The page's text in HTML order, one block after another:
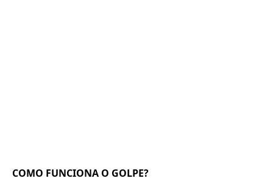
COMO FUNCIONA O GOLPE?